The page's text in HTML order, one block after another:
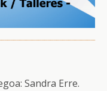
Sandra Erre.